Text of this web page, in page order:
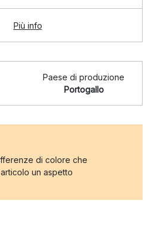
Più info
Paese di produzione
Portogallo
di colore che
un aspetto